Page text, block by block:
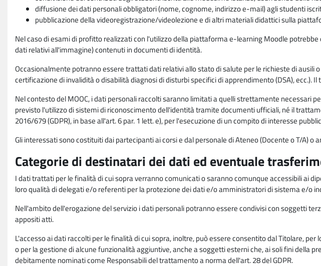
diffusione dei dati personali obbligatori (nome, cognome, indirizzo e-mail) agli studenti
pubblicazione della videoregistrazione/videolezione e di altri materiali didattici sulla
Nel caso di esami di profitto realizzati con l'utilizzo della piattaforma e-learning Moodle
dati relativi all'immagine) contenuti in documenti di identità.
Occasionalmente potranno essere trattati dati relativi allo stato di salute per le richieste di
certificazione di invalidità o disabilità diagnosi di disturbi specifici di apprendimento (DSA), ecc.).
Nel contesto del MOOC, i dati personali raccolti saranno limitati a quelli strettamente necessari
previsto l'utilizzo di sistemi di riconoscimento dell'identità tramite documenti ufficiali, né il
2016/679 (GDPR), in base all'art. 6 par. 1 lett. e), per l'esecuzione di un compito di interesse
Gli interessati sono costituiti dai partecipanti ai corsi e dal personale di Ateneo (Docente o T/A)
Categorie di destinatari dei dati ed eventuale
I dati trattati per le finalità di cui sopra verranno comunicati o saranno comunque accessibili ai
loro qualità di delegati e/o referenti per la protezione dei dati e/o amministratori di sistema e/o
Nell'ambito dell'erogazione del servizio i dati personali potranno essere condivisi con soggetti
appositi atti.
L'accesso ai dati raccolti per le finalità di cui sopra, inoltre, può essere consentito dal Titolare,
o per la gestione di alcune funzionalità aggiuntive, anche a soggetti esterni che, ai soli fini della
debitamente nominati come Responsabili del trattamento a norma dell'art. 28 del GDPR.